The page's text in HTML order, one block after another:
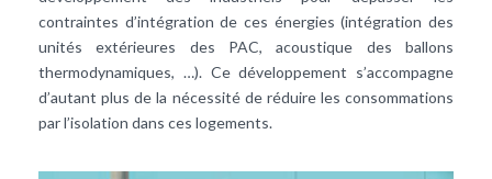
contraintes d’intégration de ces énergies (intégration des
unités extérieures des PAC, acoustique des ballons
thermodynamiques, …). Ce développement s’accompagne
d’autant plus de la nécessité de réduire les consommations
par l’isolation dans ces logements.